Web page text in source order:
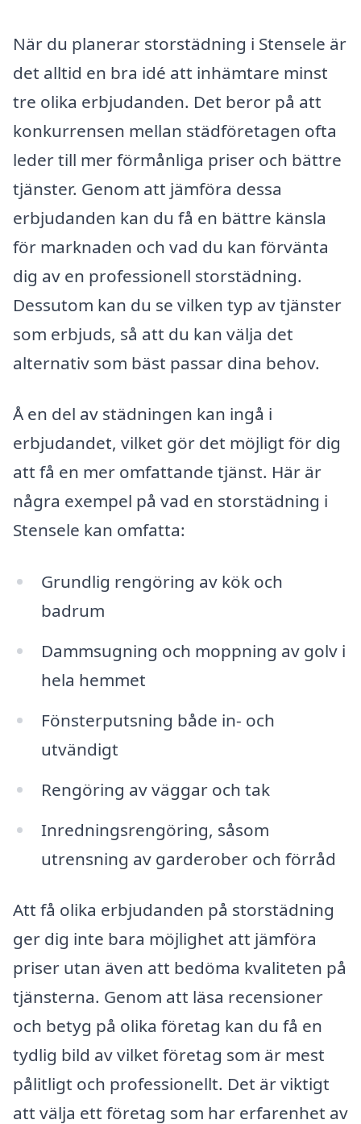
När du planerar storstädning i Stensele är
det alltid en bra idé att inhämtare minst
tre olika erbjudanden. Det beror på att
konkurrensen mellan städföretagen ofta
leder till mer förmånliga priser och bättre
tjänster. Genom att jämföra dessa
erbjudanden kan du få en bättre känsla
för marknaden och vad du kan förvänta
dig av en professionell storstädning.
Dessutom kan du se vilken typ av tjänster
som erbjuds, så att du kan välja det
alternativ som bäst passar dina behov.
Å en del av städningen kan ingå i
erbjudandet, vilket gör det möjligt för dig
att få en mer omfattande tjänst. Här är
några exempel på vad en storstädning i
Stensele kan omfatta:
Grundlig rengöring av kök och
badrum
Dammsugning och moppning av golv i
hela hemmet
Fönsterputsning både in- och
utvändigt
Rengöring av väggar och tak
Inredningsrengöring, såsom
utrensning av garderober och förråd
Att få olika erbjudanden på storstädning
ger dig inte bara möjlighet att jämföra
priser utan även att bedöma kvaliteten på
tjänsterna. Genom att läsa recensioner
och betyg på olika företag kan du få en
tydlig bild av vilket företag som är mest
pålitligt och professionellt. Det är viktigt
att välja ett företag som har erfarenhet av